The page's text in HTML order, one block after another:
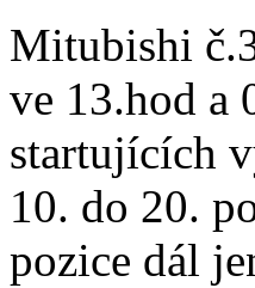
Mitubishi
ve 13.hod a
startujících
10. do 20.
pozice dál